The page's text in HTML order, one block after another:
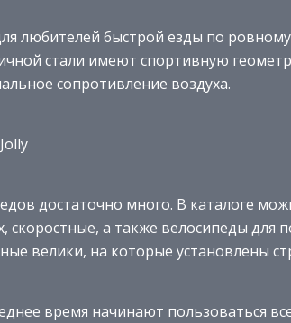
любителей быстрой езды по
стали имеют спортивную
сопротивление воздуха.
достаточно много. В каталоге
скоростные, а также велосипеды для
велики, на которые установлены
время начинают пользоваться